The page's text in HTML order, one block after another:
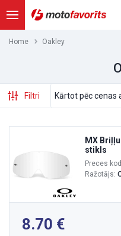
Home Oakley
Filtri
MX
stikls
Preces
Ražotājs:
8.70